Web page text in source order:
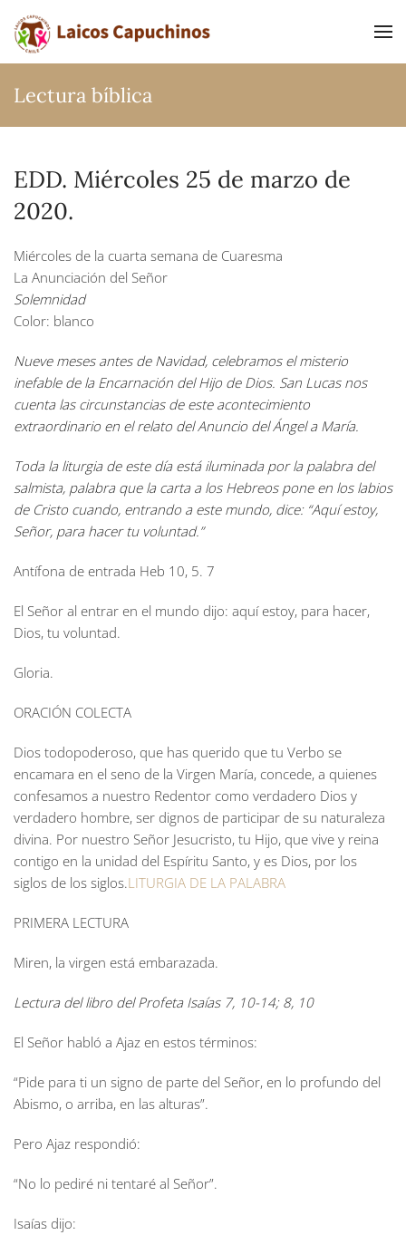
Ir al contenido principal
Lectura bíblica
EDD. Miércoles 25 de marzo de
2020.
Miércoles de la cuarta semana de Cuaresma
La Anunciación del Señor
Solemnidad
Color: blanco
Nueve meses antes de Navidad, celebramos el misterio
inefable de la Encarnación del Hijo de Dios. San Lucas nos
cuenta las circunstancias de este acontecimiento
extraordinario en el relato del Anuncio del Ángel a María.
Toda la liturgia de este día está iluminada por la palabra del
salmista, palabra que la carta a los Hebreos pone en los labios
de Cristo cuando, entrando a este mundo, dice: “Aquí estoy,
Señor, para hacer tu voluntad.”
Antífona de entrada Heb 10, 5. 7
El Señor al entrar en el mundo dijo: aquí estoy, para hacer,
Dios, tu voluntad.
Gloria.
ORACIÓN COLECTA
Dios todopoderoso, que has querido que tu Verbo se
encamara en el seno de la Virgen María, concede, a quienes
confesamos a nuestro Redentor como verdadero Dios y
verdadero hombre, ser dignos de participar de su naturaleza
divina. Por nuestro Señor Jesucristo, tu Hijo, que vive y reina
contigo en la unidad del Espíritu Santo, y es Dios, por los
siglos de los siglos.LITURGIA DE LA PALABRA
PRIMERA LECTURA
Miren, la virgen está embarazada.
Lectura del libro del Profeta Isaías 7, 10-14; 8, 10
El Señor habló a Ajaz en estos términos:
“Pide para ti un signo de parte del Señor, en lo profundo del
Abismo, o arriba, en las alturas”.
Pero Ajaz respondió:
“No lo pediré ni tentaré al Señor”.
Isaías dijo: